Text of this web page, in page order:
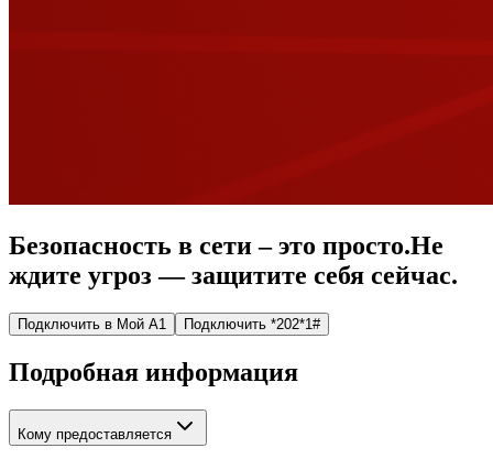
Безопасность в сети – это просто.Не
ждите угроз — защитите себя сейчас.
Подключить в Мой А1 Подключить *202*1#
Подробная информация
Кому предоставляется